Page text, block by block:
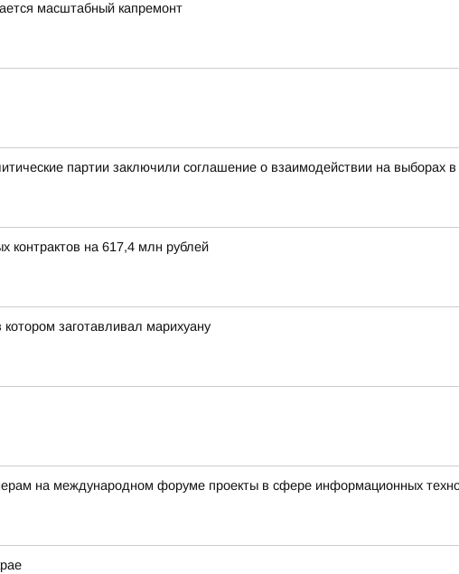
масштабный капремонт
партии заключили соглашение о взаимодействии на выборах в
контрактов на 617,4 млн рублей
заготавливал марихуану
на международном форуме проекты в сфере информационных